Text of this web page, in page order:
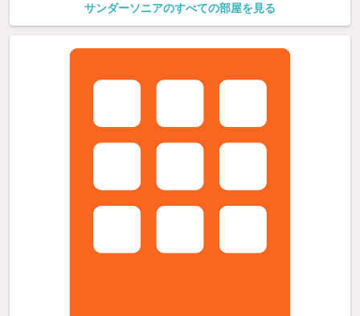
サンダーソニアのすべての部屋を見る